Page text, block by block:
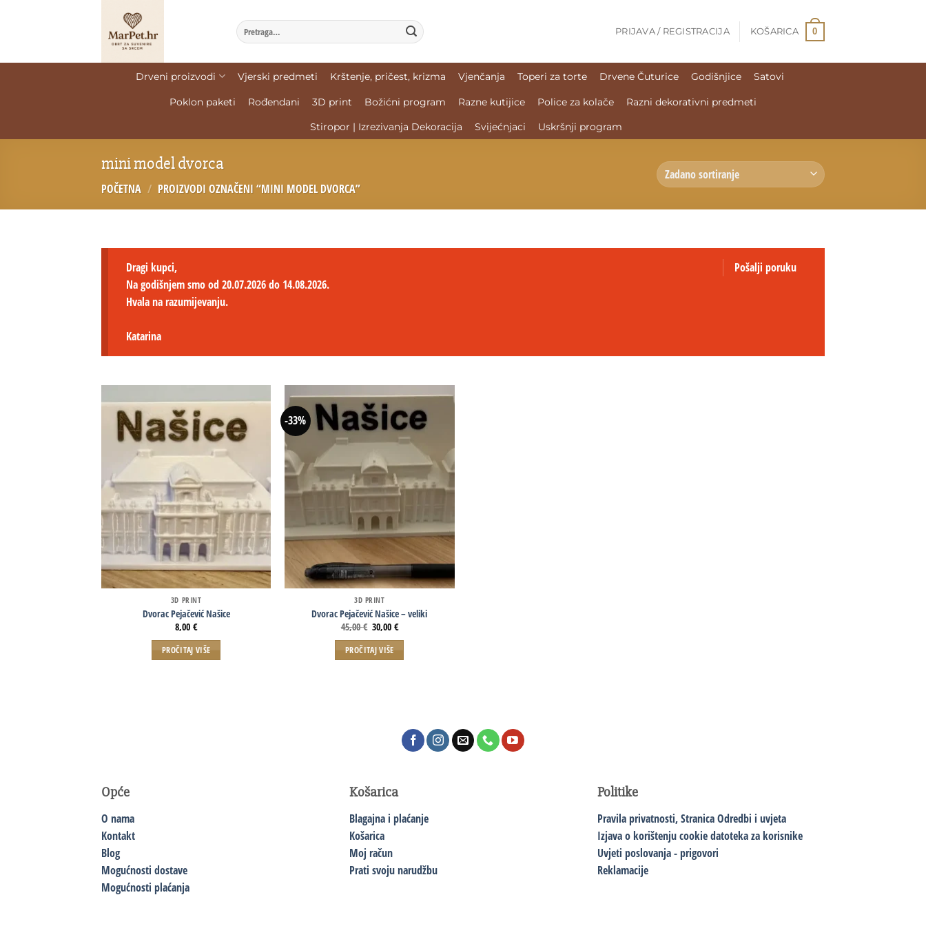
PRIJAVA / REGISTRACIJA KOŠARICA 0
Drveni proizvodi Vjerski predmeti Krštenje, pričest, krizma Vjenčanja Toperi za torte Drvene Čuturice Godišnjice Satovi
Poklon paketi Rođendani 3D print Božićni program Razne kutijice Police za kolače
Razni dekorativni predmeti
Stiropor | Izrezivanja Dekoracija
Svijećnjaci Uskršnji program
mini model dvorca
POČETNA / PROIZVODI OZNAČENI “MINI MODEL DVORCA”
Pošalji poruku
Dragi kupci,
Na godišnjem smo od 20.07.2026 do 14.08.2026.
Hvala na razumijevanju.
Katarina
3D PRINT
Dvorac Pejačević Našice
8,00€
PROČITAJ VIŠE
-33%
3D PRINT
Dvorac Pejačević Našice – veliki
45,00€ 30,00€
PROČITAJ VIŠE
Opće
O nama
Kontakt
Blog
Mogućnosti dostave
Mogućnosti plaćanja
Košarica
Blagajna i plaćanje
Košarica
Moj račun
Prati svoju narudžbu
Politike
Pravila privatnosti,Stranica Odredbi i uvjeta
Izjava o korištenju cookie datoteka za korisnike
Uvjeti poslovanja - prigovori
Reklamacije